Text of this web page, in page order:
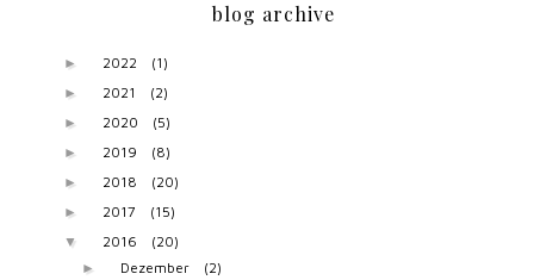
blog archive
► 2022 (1)
► 2021 (2)
► 2020 (5)
► 2019 (8)
► 2018 (20)
► 2017 (15)
▼ 2016 (20)
► Dezember (2)